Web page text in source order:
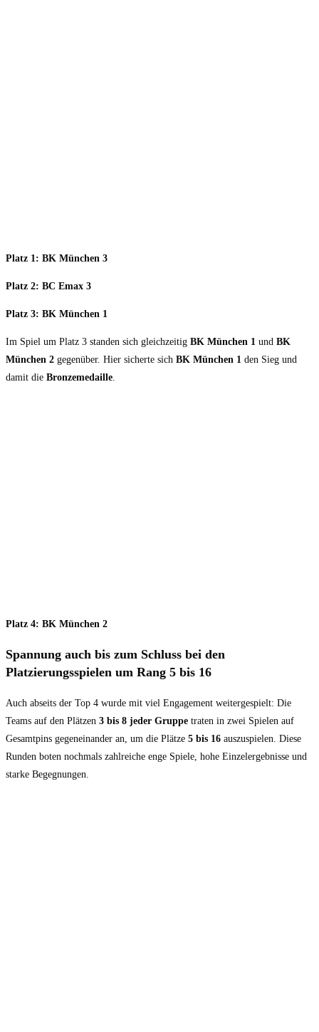
Platz 1: BK München 3
Platz 2: BC Emax 3
Platz 3: BK München 1
Im Spiel um Platz 3 standen sich gleichzeitig BK München 1 und BK
München 2 gegenüber. Hier sicherte sich BK München 1 den Sieg und
damit die Bronzemedaille
Platz 4: BK München 2
Spannung auch bis zum Schluss bei den
Platzierungsspielen um Rang 5 bis 16
Auch abseits der Top 4 wurde mit viel Engagement weitergespielt: Die
Teams auf den Plätzen 3 bis 8 jeder Gruppe traten in zwei Spielen auf
Gesamtpins gegeneinander an, um die Plätze 5 bis 16 auszuspielen. Diese
Runden boten nochmals zahlreiche enge Spiele, hohe Einzelergebnisse und
starke Begegnungen.